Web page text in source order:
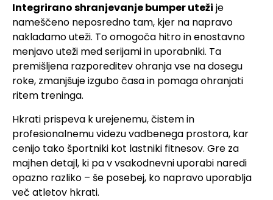
Integrirano shranjevanje bumper uteži je
nameščeno neposredno tam, kjer na napravo
nakladamo uteži. To omogoča hitro in enostavno
menjavo uteži med serijami in uporabniki. Ta
premišljena razporeditev ohranja vse na dosegu
roke, zmanjšuje izgubo časa in pomaga ohranjati
ritem treninga.
Hkrati prispeva k urejenemu, čistem in
profesionalnemu videzu vadbenega prostora, kar
cenijo tako športniki kot lastniki fitnesov. Gre za
majhen detajl, ki pa v vsakodnevni uporabi naredi
opazno razliko – še posebej, ko napravo uporablja
več atletov hkrati.